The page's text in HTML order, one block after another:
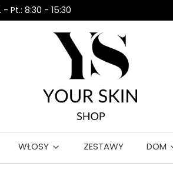
- Pt.: 8:30 - 15:30
WŁOSY ZESTAWY DOM